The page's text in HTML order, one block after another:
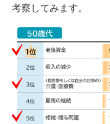
考察してみます。